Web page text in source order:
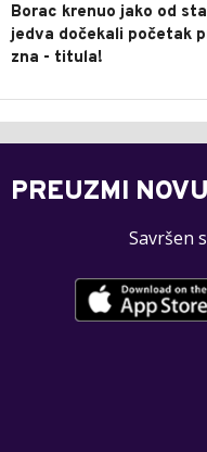
Borac krenuo jako od
jedva dočekali početak
zna - titula!
PREUZMI
Savršen